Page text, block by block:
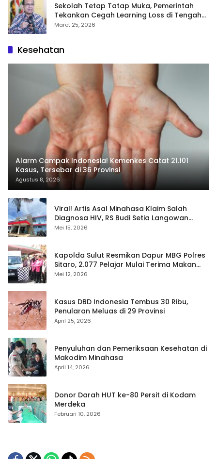
Sekolah Tetap Tatap Muka, Pemerintah
Tekankan Cegah Learning Loss di Tengah
Krisis Global
Maret 25, 2026
Kesehatan
Alarm Campak Indonesia! Kemenkes Catat 21.101
Kasus, Tersebar di 36 Provinsi
Agustus 8, 2026
Viral! Artis Asal Minahasa Klaim Salah
Diagnosa HIV, RS Budi Setia Langowan
Disorot Publik
Mei 15, 2026
Kapolda Sulut Resmikan Dapur MBG Polres
Sitaro, 2.077 Pelajar Mulai Terima Makan
Gratis
Mei 12, 2026
Kasus DBD Indonesia Tembus 30 Ribu,
Penularan Meluas di 29 Provinsi
April 25, 2026
Penyuluhan dan Pemeriksaan Kesehatan di
Makodim Minahasa
April 14, 2026
Donor Darah HUT ke-80 Persit di Kodam
Merdeka
Februari 10, 2026